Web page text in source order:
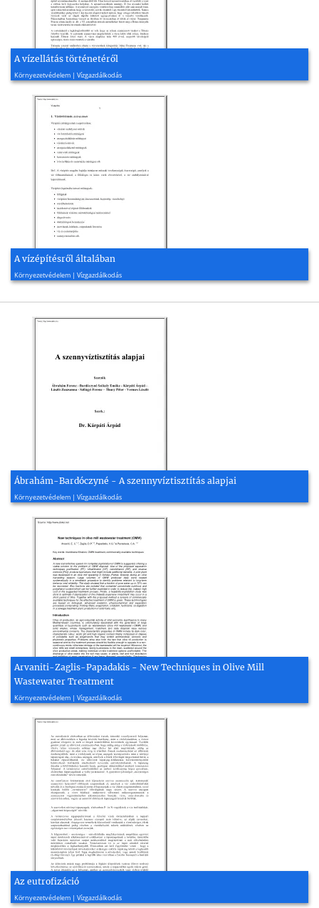
A vízellátás történetéről
Környezetvédelem | Vízgazdálkodás
2009, 3 oldal
A vízépítésről általában
Környezetvédelem | Vízgazdálkodás
2004, 13 oldal
Ábrahám-Bardóczyné - A szennyvíztisztítás alapjai
Környezetvédelem | Vízgazdálkodás
2007, 177 oldal
Arvaniti-Zaglis-Papadakis - New Techniques in Olive Mill
Wastewater Treatment
Környezetvédelem | Vízgazdálkodás
2011, 5 oldal
Az eutrofizáció
Környezetvédelem | Vízgazdálkodás
2008, 5 oldal